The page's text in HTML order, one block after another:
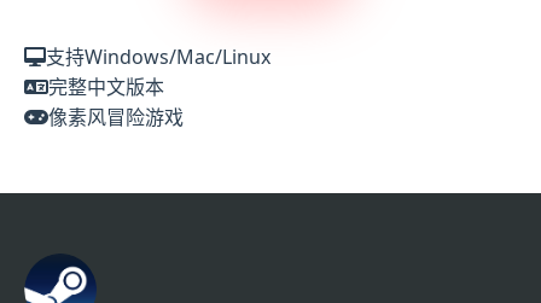
支持Windows/Mac/Linux
完整中文版本
像素风冒险游戏